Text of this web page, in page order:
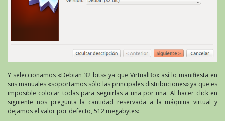
Y seleccionamos «Debian 32 bits» ya que VirtualBox así lo manifiesta en
sus manuales «soportamos sólo las principales distribuciones» ya que es
imposible colocar todas para seguirlas a una por una. Al hacer click en
siguiente nos pregunta la cantidad reservada a la máquina virtual y
dejamos el valor por defecto, 512 megabytes: